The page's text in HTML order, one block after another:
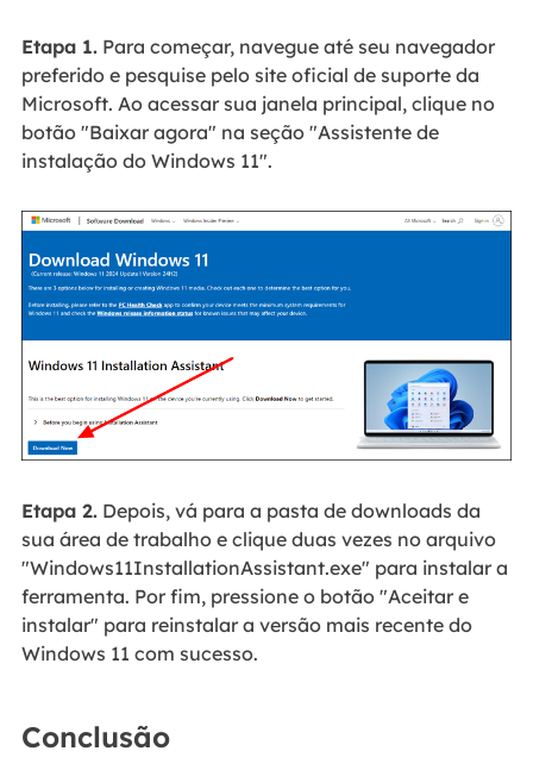
Etapa 1.Para começar, navegue até seu navegador
preferido e pesquise pelo site oficial de suporte da
Microsoft. Ao acessar sua janela principal, clique no
botão "Baixar agora" na seção "Assistente de
instalação do Windows 11".
Etapa 2.Depois, vá para a pasta de downloads da
sua área de trabalho e clique duas vezes no arquivo
"Windows11InstallationAssistant.exe" para instalar a
ferramenta. Por fim, pressione o botão "Aceitar e
instalar" para reinstalar a versão mais recente do
Windows 11 com sucesso.
Conclusão